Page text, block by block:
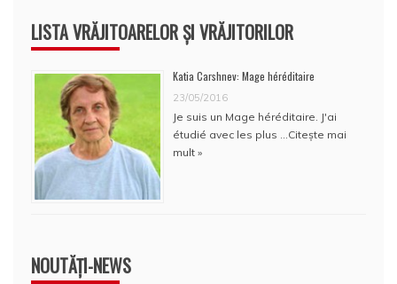
LISTA VRĂJITOARELOR ȘI VRĂJITORILOR
Katia Carshnev: Mage héréditaire
23/05/2016
Je suis un Mage héréditaire. J'ai
étudié avec les plus …Citește mai
mult »
NOUTĂȚI-NEWS